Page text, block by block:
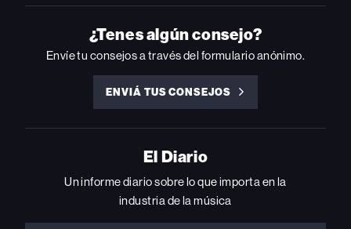
ON
INSTAGRAM
ON
YOUTUBE
ON
YOUTUBE
ON
ON
FACEBOOK
¿Tenes algún consejo?
Envíe tu consejos a través del formulario anónimo.
ENVIÁ TUS CONSEJOS
ENVIÁ
CONSEJOS
El Diario
Un informe diario sobre lo que importa en la
industria de la música